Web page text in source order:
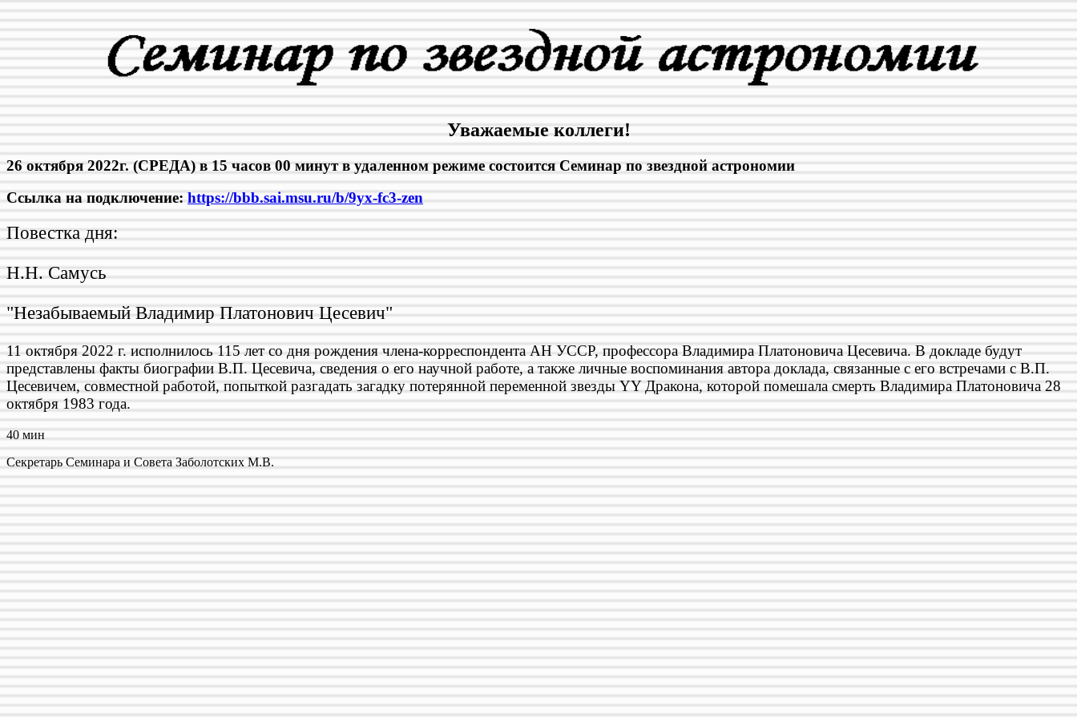
Уважаемые коллеги!
26 октября 2022г. (СРЕДА) в 15 часов 00 минут в удаленном режиме состоится Семинар по звездной астрономии
Ссылка на подключение: https://bbb.sai.msu.ru/b/9yx-fc3-zen
Повестка дня:
Н.Н. Самусь
"Незабываемый Владимир Платонович Цесевич"
11 октября 2022 г. исполнилось 115 лет со дня рождения члена-корреспондента АН УССР, профессора Владимира Платоновича Цесевича. В докладе будут
представлены факты биографии В.П. Цесевича, сведения о его научной работе, а также личные воспоминания автора доклада, связанные с его встречами с В.П.
Цесевичем, совместной работой, попыткой разгадать загадку потерянной переменной звезды YY Дракона, которой помешала смерть Владимира Платоновича 28
октября 1983 года.
40 мин
Секретарь Семинара и Совета Заболотских М.В.